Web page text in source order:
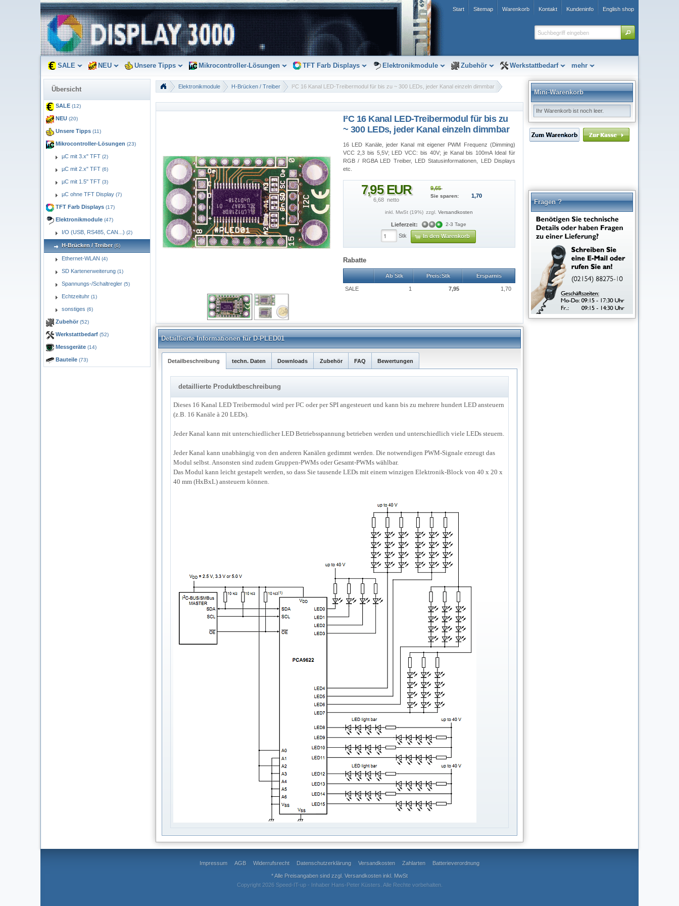
Start Sitemap Warenkorb Kontakt Kundeninfo English shop
SALE NEU Unsere Tipps Mikrocontroller-Lösungen TFT Farb Displays Elektronikmodule Zubehör Werkstattbedarf mehr
Übersicht
SALE (12)
NEU (20)
Unsere Tipps (11)
Mikrocontroller-Lösungen (23)
µC mit 3.x" TFT (2)
µC mit 2.x" TFT (6)
µC mit 1.5" TFT (3)
µC ohne TFT Display (7)
TFT Farb Displays (17)
Elektronikmodule (47)
I/O (USB, RS485, CAN...) (2)
H-Brücken / Treiber(6)
Ethernet-WLAN (4)
SD Kartenerweiterung (1)
Spannungs-/Schaltregler (5)
Echtzeituhr (1)
sonstiges (6)
Zubehör (52)
Werkstattbedarf (52)
Messgeräte (14)
Bauteile (73)
Mini-Warenkorb
Ihr Warenkorb ist noch leer.
Fragen ?
Elektronikmodule H-Brücken / Treiber I²C 16 Kanal LED-Treibermodul für bis zu ~ 300 LEDs, jeder Kanal einzeln dimmbar
I²C 16 Kanal LED-Treibermodul für bis zu
~ 300 LEDs, jeder Kanal einzeln dimmbar
16 LED Kanäle, jeder Kanal mit eigener PWM Frequenz (Dimming)
VCC 2,3 bis 5,5V; LED VCC: bis 40V; je Kanal bis 100mA Ideal für
RGB / RGBA LED Treiber, LED Statusinformationen, LED Displays
etc.
7,95 EUR
6,68  netto
9,65 
Sie sparen: 1,70 
inkl. MwSt (19%) zzgl. Versandkosten
Lieferzeit: 2-3 Tage
Stk In den Warenkorb
Rabatte
Ab Stk Preis:Stk Ersparnis
SALE 1 7,95  1,70 
Detaillierte Informationen für D-PLED01
Detailbeschreibung techn. Daten Downloads Zubehör FAQ Bewertungen
detaillierte Produktbeschreibung
Dieses 16 Kanal LED Treibermodul wird per I²C oder per SPI angesteuert und kann bis zu mehrere hundert LED ansteuern
(z.B. 16 Kanäle à 20 LEDs).
Jeder Kanal kann mit unterschiedlicher LED Betriebsspannung betrieben werden und unterschiedlich viele LEDs steuern.
Jeder Kanal kann unabhängig von den anderen Kanälen gedimmt werden. Die notwendigen PWM-Signale erzeugt das
Modul selbst. Ansonsten sind zudem Gruppen-PWMs oder Gesamt-PWMs wählbar.
Das Modul kann leicht gestapelt werden, so dass Sie tausende LEDs mit einem winzigen Elektronik-Block von 40 x 20 x
40 mm (HxBxL) ansteuern können.
Impressum AGB Widerrufsrecht Datenschutzerklärung Versandkosten Zahlarten Batterieverordnung
* Alle Preisangaben sind zzgl. Versandkosten inkl. MwSt
Copyright 2026 Speed-IT-up - Inhaber Hans-Peter Küsters. Alle Rechte vorbehalten.